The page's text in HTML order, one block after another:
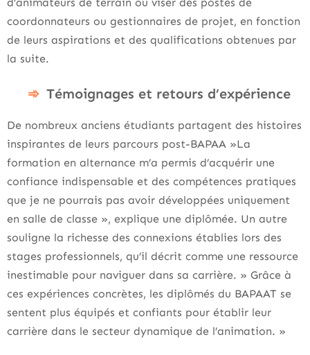
coordonnateurs ou gestionnaires de projet, en fonction
de leurs aspirations et des qualifications obtenues par
la suite.
Témoignages et retours d’expérience
De nombreux anciens étudiants partagent des histoires
inspirantes de leurs parcours post-BAPAA »La
formation en alternance m’a permis d’acquérir une
confiance indispensable et des compétences pratiques
que je ne pourrais pas avoir développées uniquement
en salle de classe », explique une diplômée. Un autre
souligne la richesse des connexions établies lors des
stages professionnels, qu’il décrit comme une ressource
inestimable pour naviguer dans sa carrière. » Grâce à
ces expériences concrètes, les diplômés du BAPAAT se
sentent plus équipés et confiants pour établir leur
carrière dans le secteur dynamique de l’animation. »